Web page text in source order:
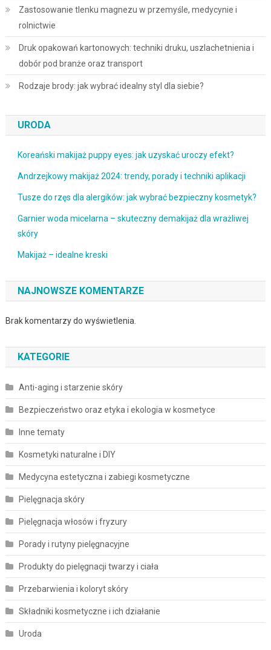
Zastosowanie tlenku magnezu w przemyśle, medycynie i
rolnictwie
Druk opakowań kartonowych: techniki druku, uszlachetnienia i
dobór pod branże oraz transport
Rodzaje brody: jak wybrać idealny styl dla siebie?
URODA
Koreański makijaż puppy eyes: jak uzyskać uroczy efekt?
Andrzejkowy makijaż 2024: trendy, porady i techniki aplikacji
Tusze do rzęs dla alergików: jak wybrać bezpieczny kosmetyk?
Garnier woda micelarna – skuteczny demakijaż dla wrażliwej
skóry
Makijaż – idealne kreski
NAJNOWSZE KOMENTARZE
Brak komentarzy do wyświetlenia.
KATEGORIE
Anti-aging i starzenie skóry
Bezpieczeństwo oraz etyka i ekologia w kosmetyce
Inne tematy
Kosmetyki naturalne i DIY
Medycyna estetyczna i zabiegi kosmetyczne
Pielęgnacja skóry
Pielęgnacja włosów i fryzury
Porady i rutyny pielęgnacyjne
Produkty do pielęgnacji twarzy i ciała
Przebarwienia i koloryt skóry
Składniki kosmetyczne i ich działanie
Uroda